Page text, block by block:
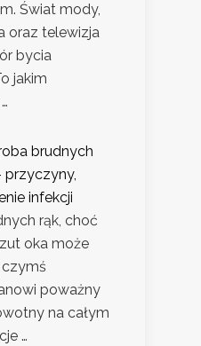
Świat mody,
oraz telewizja
bycia
jakim
brudnych
przyczyny,
infekcji
rąk, choć
oka może
poważny
na całym
…